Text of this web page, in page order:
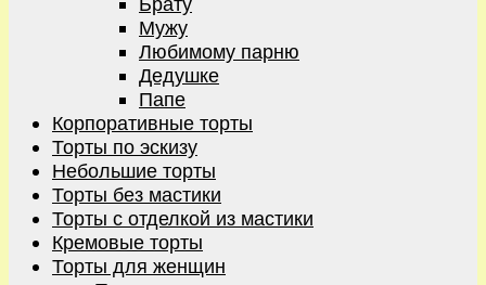
Мужу
Любимому парню
Дедушке
Папе
Корпоративные торты
Торты по эскизу
Небольшие торты
Торты без мастики
Торты с отделкой из мастики
Кремовые торты
Торты для женщин